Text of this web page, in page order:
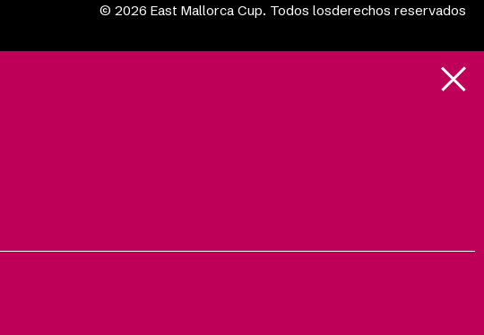
© 2026 East Mallorca Cup. Todos losderechos reservados